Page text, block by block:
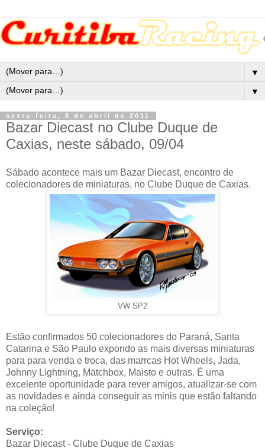
▼
▼
sexta-feira, 8 de abril de 2011
Bazar Diecast no Clube Duque de
Caxias, neste sábado, 09/04
Sábado acontece mais um Bazar Diecast, encontro de
colecionadores de miniaturas, no Clube Duque de Caxias.
VW SP2
Estão confirmados 50 colecionadores do Paraná, Santa
Catarina e São Paulo expondo as mais diversas miniaturas
para para venda e troca, das marrcas Hot Wheels, Jada,
Johnny Lightning, Matchbox, Maisto e outras. É uma
excelente oportunidade para rever amigos, atualizar-se com
as novidades e ainda conseguir as minis que estão faltando
na coleção!
Serviço:
Bazar Diecast - Clube Duque de Caxias